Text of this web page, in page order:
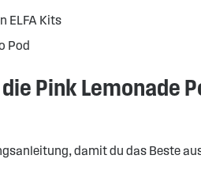
ELFA Kits
Pod
Pink Lemonade
damit du das Beste